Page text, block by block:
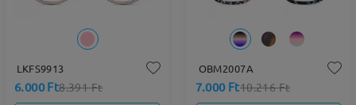
LKFS9913
6.000 Ft8.391 Ft
OBM2007A
7.000 Ft10.216 Ft